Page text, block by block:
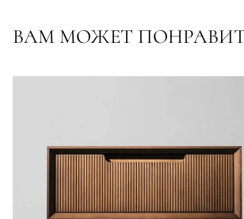
ВАМ МОЖЕТ